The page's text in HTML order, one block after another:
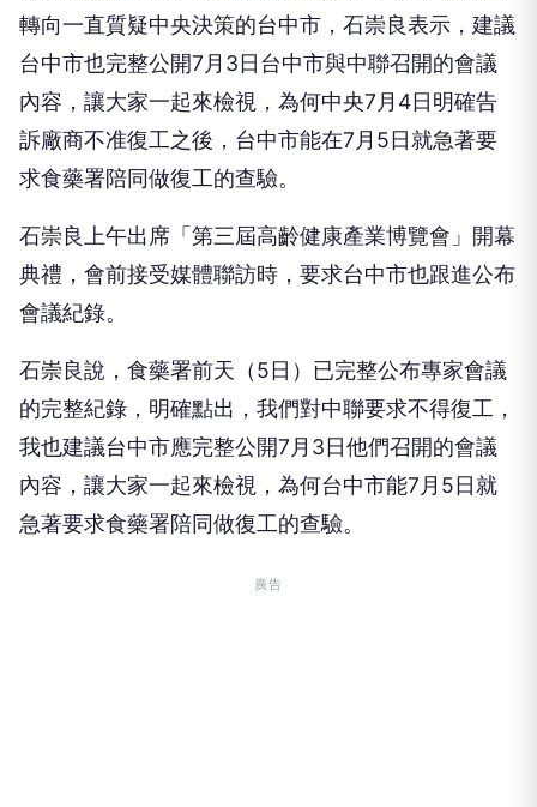
轉向一直質疑中央決策的台中市，石崇良表示，建議
台中市也完整公開7月3日台中市與中聯召開的會議
內容，讓大家一起來檢視，為何中央7月4日明確告
訴廠商不准復工之後，台中市能在7月5日就急著要
求食藥署陪同做復工的查驗。
石崇良上午出席「第三屆高齡健康產業博覽會」開幕
典禮，會前接受媒體聯訪時，要求台中市也跟進公布
會議紀錄。
石崇良說，食藥署前天（5日）已完整公布專家會議
的完整紀錄，明確點出，我們對中聯要求不得復工，
我也建議台中市應完整公開7月3日他們召開的會議
內容，讓大家一起來檢視，為何台中市能7月5日就
急著要求食藥署陪同做復工的查驗。
廣告